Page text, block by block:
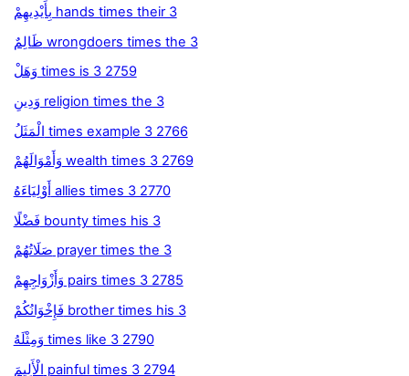
بِأَيْدِيهِمْ hands times their 3
ظَالِمٌ wrongdoers times the 3
وَهَلْ times is 3 2759
وَدِينِ religion times the 3
الْمَثَلُ times example 3 2766
وَأَمْوَالَهُمْ wealth times 3 2769
أَوْلِيَاءَهُ allies times 3 2770
فَضْلًا bounty times his 3
صَلَاتُهُمْ prayer times the 3
وَأَزْوَاجِهِمْ pairs times 3 2785
فَإِخْوَانُكُمْ brother times his 3
وَمِثْلَهُ times like 3 2790
الْأَلِيمَ painful times 3 2794